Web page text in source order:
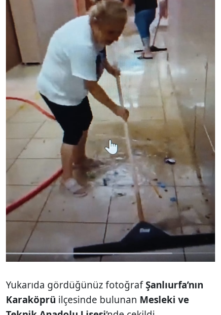
Yukarıda gördüğünüz fotoğrafŞanlıurfa’nın
Karaköprü ilçesinde bulunan Mesleki ve